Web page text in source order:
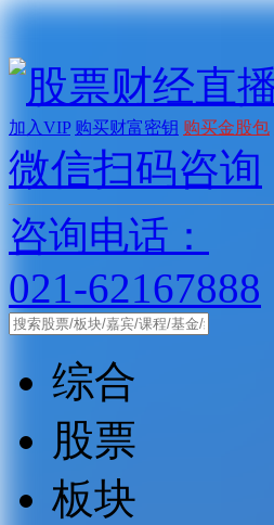
加入VIP 购买财富密钥 购买金股包
微信扫码咨询
咨询电话：
021-62167888
综合
股票
板块